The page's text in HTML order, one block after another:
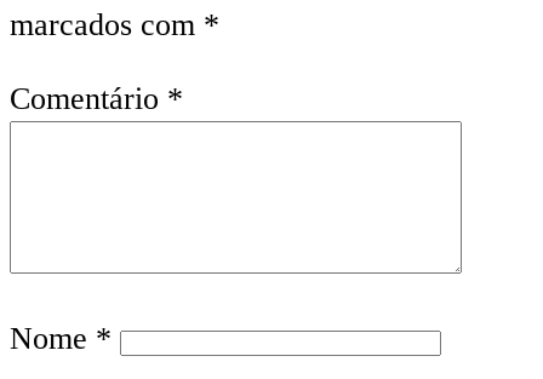
marcados com *
Comentário *
Nome *